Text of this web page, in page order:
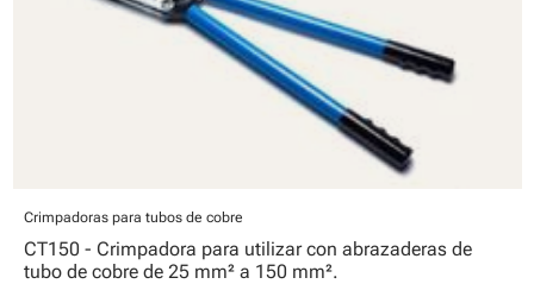
Crimpadoras para tubos de cobre
CT150 - Crimpadora para utilizar con abrazaderas de
tubo de cobre de 25 mm² a 150 mm².